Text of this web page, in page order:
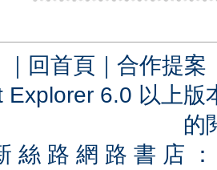
｜ 回首頁 ｜ 合作提案
Explorer 6.0 以上
的
絲 路 網 路 書 店